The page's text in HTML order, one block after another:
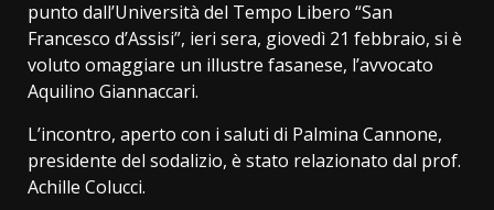
punto dall’Università del Tempo Libero “San
Francesco d’Assisi”, ieri sera, giovedì 21 febbraio, si è
voluto omaggiare un illustre fasanese, l’avvocato
Aquilino Giannaccari.
L’incontro, aperto con i saluti di Palmina Cannone,
presidente del sodalizio, è stato relazionato dal prof.
Achille Colucci.